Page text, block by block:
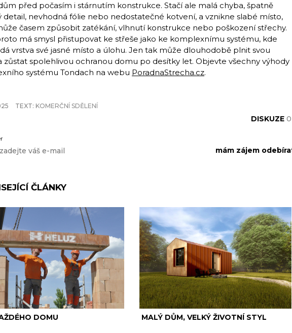
před počasím i stárnutím konstrukce. Stačí ale malá chyba, špatně
detail, nevhodná fólie nebo nedostatečné kotvení, a vznikne slabé místo,
časem způsobit zatékání, vlhnutí konstrukce nebo poškození střechy.
má smysl přistupovat ke střeše jako ke komplexnímu systému, kde
vrstva své jasné místo a úlohu. Jen tak může dlouhodobě plnit svou
zůstat spolehlivou ochranou domu po desítky let. Objevte všechny výhody
systému Tondach na webu PoradnaStrecha.cz.
TEXT: KOMERČNÍ SDĚLENÍ
DISKUZE 0
ČLÁNKY
DOMU MALÝ DŮM, VELKÝ ŽIVOTNÍ STYL